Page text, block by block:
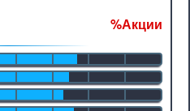
Акции
%